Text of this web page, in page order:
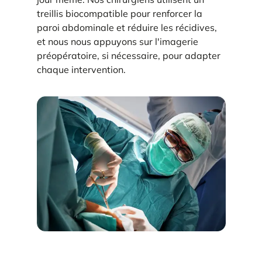
treillis biocompatible pour renforcer la
paroi abdominale et réduire les récidives,
et nous nous appuyons sur l'imagerie
préopératoire, si nécessaire, pour adapter
chaque intervention.